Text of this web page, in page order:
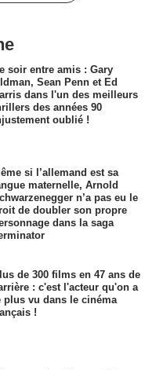
soir entre amis : Gary
Sean Penn et Ed
dans l'un des meilleurs
des années 90
oublié !
si l’allemand est sa
maternelle, Arnold
n’a pas eu le
de doubler son propre
dans la saga
de 300 films en 47 ans de
: c'est l'acteur qu'on a
plus vu dans le cinéma
!